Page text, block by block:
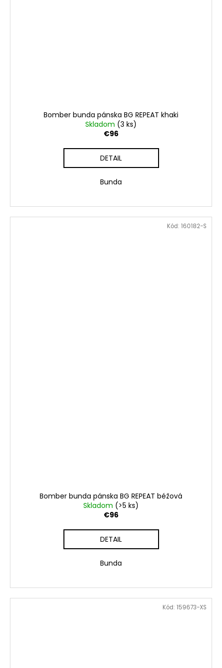
Bomber bunda pánska BG REPEAT khaki
Skladom (3 ks)
€96
DETAIL
Bunda
Bomber bunda pánska BG REPEAT béžová
Skladom (>5 ks)
€96
DETAIL
Bunda
Kód: 160182-S
Kód: 159673-XS